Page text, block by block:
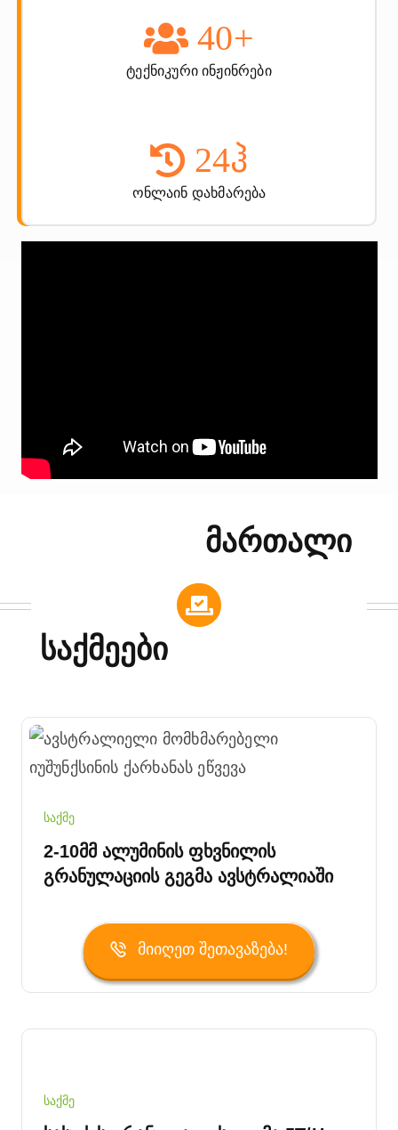
40+
ტექნიკური ინჟინრები
24ჰ
ონლაინ დახმარება
Მართალი
Საქმეები
საქმე
2-10მმ Ალუმინის Ფხვნილის
Გრანულაციის Გეგმა Ავსტრალიაში
Მიიღეთ Შეთავაზება!
საქმე